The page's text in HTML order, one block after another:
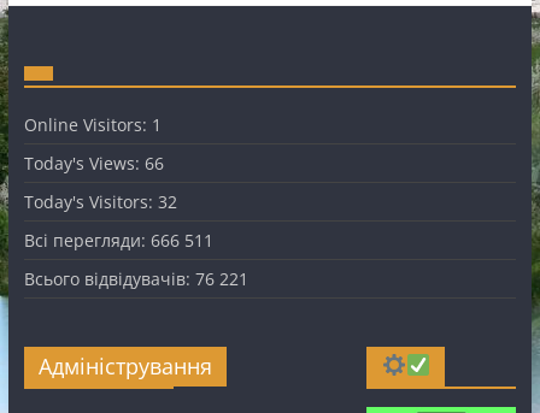
Online Visitors: 1
Today's Views: 66
Today's Visitors: 32
Всі перегляди: 666 511
Всього відвідувачів: 76 221
Адміністрування